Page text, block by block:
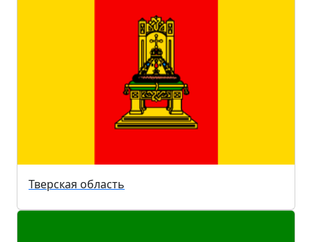
Тверская область